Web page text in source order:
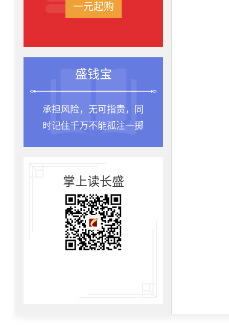
一元起购
盛钱宝
承担风险，无可指责，同
时记住千万不能孤注一掷
掌上读长盛